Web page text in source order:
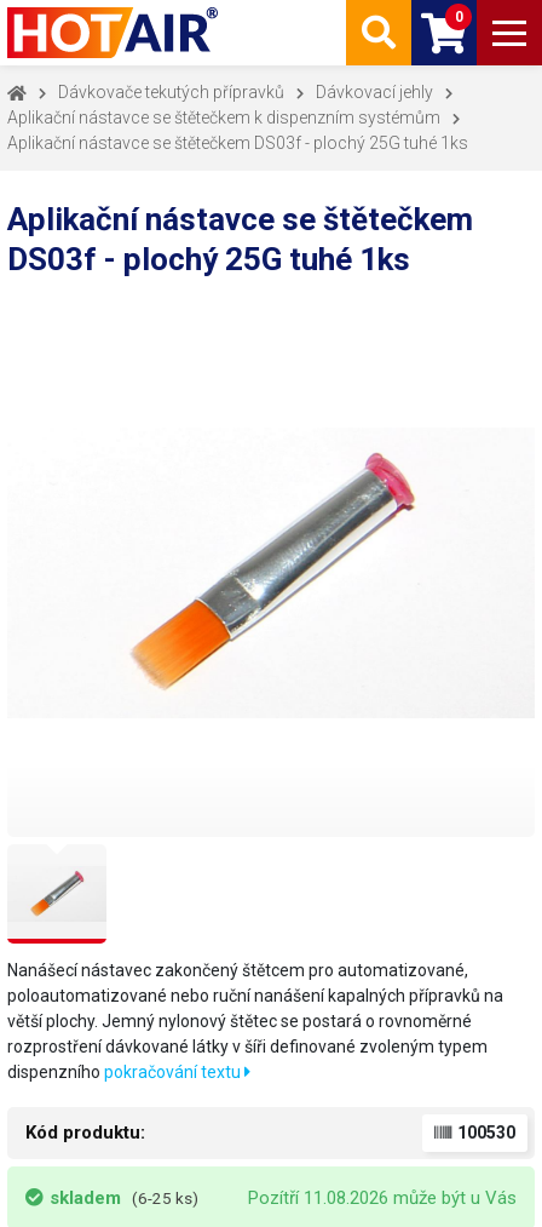
0
Dávkovače tekutých přípravků
Dávkovací jehly
Aplikační nástavce se štětečkem k dispenzním systémům
Aplikační nástavce se štětečkem DS03f - plochý 25G tuhé 1ks
Aplikační nástavce se štětečkem
DS03f - plochý 25G tuhé 1ks
Nanášecí nástavec zakončený štětcem pro automatizované,
poloautomatizované nebo ruční nanášení kapalných přípravků na
větší plochy. Jemný nylonový štětec se postará o rovnoměrné
rozprostření dávkované látky v šíři definované zvoleným typem
dispenzního pokračování textu
Kód produktu: 100530
skladem (6-25 ks) Pozítří 11.08.2026 může být u Vás